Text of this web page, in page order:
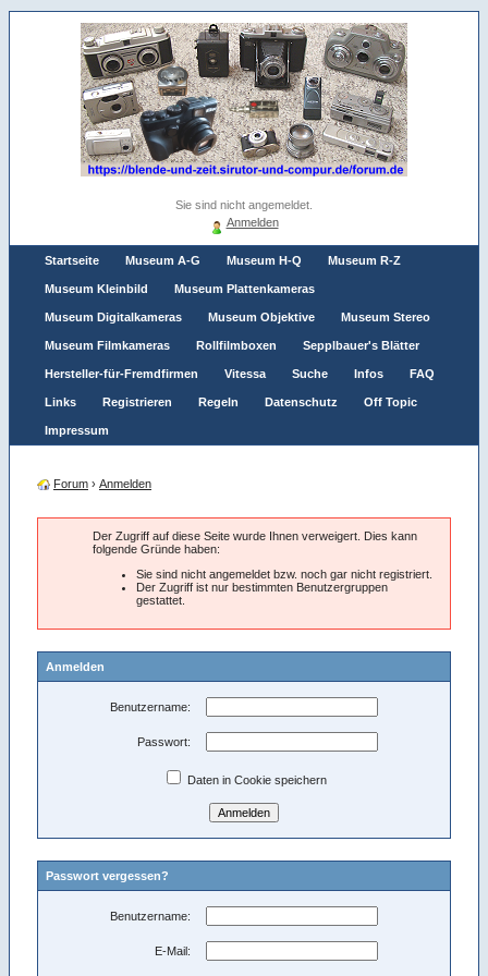
Sie sind nicht angemeldet.
Anmelden
Startseite Museum A-G Museum H-Q Museum R-Z
Museum Kleinbild Museum Plattenkameras
Museum Digitalkameras Museum Objektive Museum Stereo
Museum Filmkameras Rollfilmboxen Sepplbauer's Blätter
Hersteller-für-Fremdfirmen Vitessa Suche Infos FAQ
Links Registrieren Regeln Datenschutz Off Topic
Impressum
Forum › Anmelden
Der Zugriff auf diese Seite wurde Ihnen verweigert. Dies kann
folgende Gründe haben:
Sie sind nicht angemeldet bzw. noch gar nicht registriert.
Der Zugriff ist nur bestimmten Benutzergruppen
gestattet.
Anmelden
Benutzername:
Passwort:
Daten in Cookie speichern
Passwort vergessen?
Benutzername:
E-Mail: